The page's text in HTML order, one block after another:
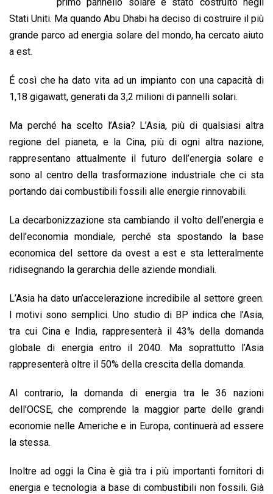
o
o
k
A
p
d
I
d
s
i
n
Stati Uniti. Ma quando Abu Dhabi ha deciso di costruire il più
grande parco ad energia solare del mondo, ha cercato aiuto
a est.
É così che ha dato vita ad un impianto con una capacità di
1,18 gigawatt, generati da 3,2 milioni di pannelli solari.
Ma perché ha scelto l’Asia? L’Asia, più di qualsiasi altra
regione del pianeta, e la Cina, più di ogni altra nazione,
rappresentano attualmente il futuro dell’energia solare e
sono al centro della trasformazione industriale che ci sta
portando dai combustibili fossili alle energie rinnovabili.
La decarbonizzazione sta cambiando il volto dell’energia e
dell’economia mondiale, perché sta spostando la base
economica del settore da ovest a est e sta letteralmente
ridisegnando la gerarchia delle aziende mondiali.
L’Asia ha dato un’accelerazione incredibile al settore green.
I motivi sono semplici. Uno studio di BP indica che l’Asia,
tra cui Cina e India, rappresenterà il 43% della domanda
globale di energia entro il 2040. Ma soprattutto l’Asia
rappresenterà oltre il 50% della crescita della domanda.
Al contrario, la domanda di energia tra le 36 nazioni
dell’OCSE, che comprende la maggior parte delle grandi
economie nelle Americhe e in Europa, continuerà ad essere
la stessa.
Inoltre ad oggi la Cina è già tra i più importanti fornitori di
energia e tecnologia a base di combustibili non fossili. Già